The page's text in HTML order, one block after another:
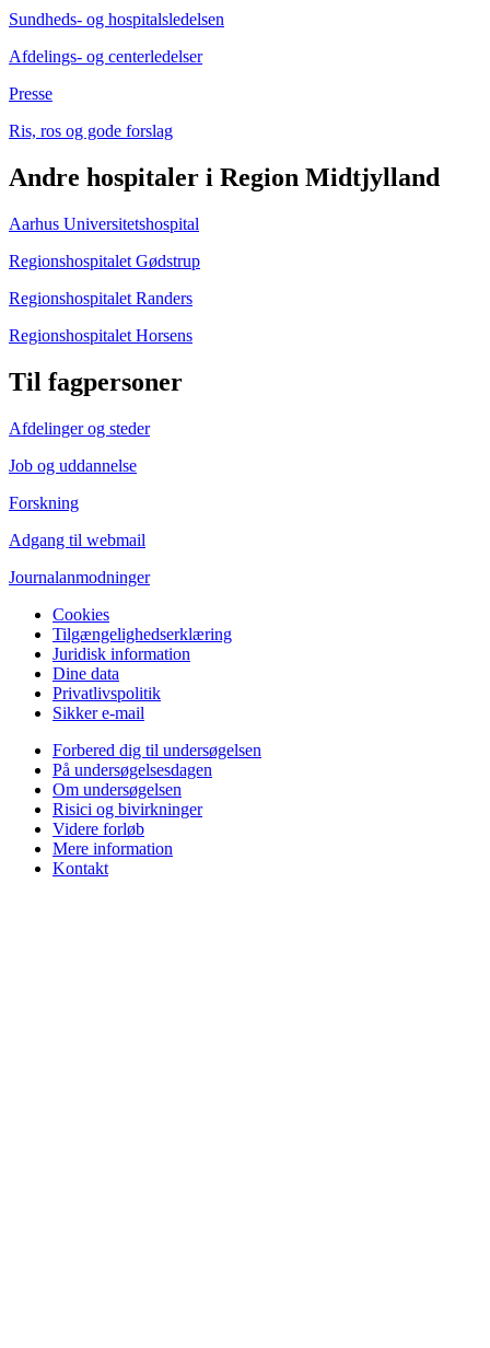
Sundheds- og hospitalsledelsen
Afdelings- og centerledelser
Presse
Ris, ros og gode forslag
Andre hospitaler i Region Midtjylland
Aarhus Universitetshospital
Regionshospitalet Gødstrup
Regionshospitalet Randers
Regionshospitalet Horsens
Til fagpersoner
Afdelinger og steder
Job og uddannelse
Forskning
Adgang til webmail
Journalanmodninger
Cookies
Tilgængelighedserklæring
Juridisk information
Dine data
Privatlivspolitik
Sikker e-mail
Forbered dig til undersøgelsen
På undersøgelsesdagen
Om undersøgelsen
Risici og bivirkninger
Videre forløb
Mere information
Kontakt